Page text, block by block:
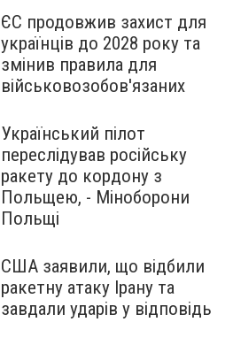
ЄС продовжив захист для
українців до 2028 року та
змінив правила для
військовозобов'язаних
Український пілот
переслідував російську
ракету до кордону з
Польщею, - Міноборони
Польщі
США заявили, що відбили
ракетну атаку Ірану та
завдали ударів у відповідь